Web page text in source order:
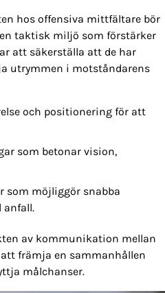
hos offensiva mittfältare bör
taktisk miljö som förstärker
att säkerställa att de har
utrymmen i motståndarens
och positionering för att
som betonar vision,
som möjliggör snabba
anfall.
av kommunikation mellan
främja en sammanhållen
målchanser.